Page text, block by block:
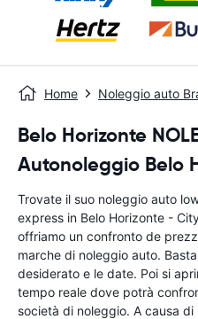
Home Noleggio auto
Belo Horizonte
Autonoleggio Belo
Trovate il suo noleggio auto
express in Belo Horizonte -
offriamo un confronto de
marche di noleggio auto.
desiderato e le date. Poi si
tempo reale dove potrà
società di noleggio. A causa